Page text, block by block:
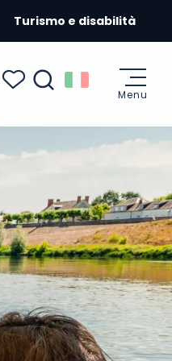
Turismo e disabilità
Menu